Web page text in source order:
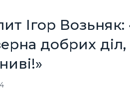
Ігор
добрих